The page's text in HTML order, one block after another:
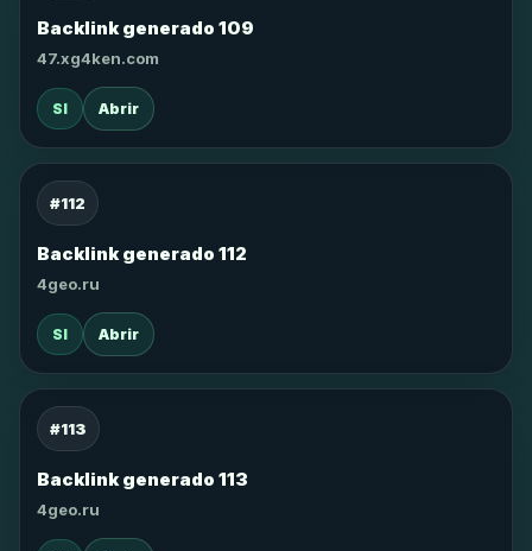
Backlink generado 109
47.xg4ken.com
SI Abrir
#112
Backlink generado 112
4geo.ru
SI Abrir
#113
Backlink generado 113
4geo.ru